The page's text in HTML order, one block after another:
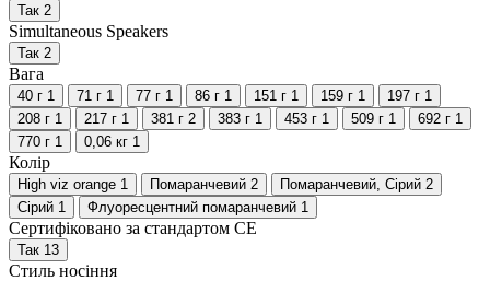
Так 2
Simultaneous Speakers
Так 2
Вага
40 г 1 71 г 1 77 г 1 86 г 1 151 г 1 159 г 1 197 г 1
208 г 1 217 г 1 381 г 2 383 г 1 453 г 1 509 г 1 692 г 1
770 г 1 0,06 кг 1
Колір
High viz orange 1 Помаранчевий 2 Помаранчевий, Сірий 2
Сірий 1 Флуоресцентний помаранчевий 1
Сертифіковано за стандартом СЕ
Так 13
Стиль носіння